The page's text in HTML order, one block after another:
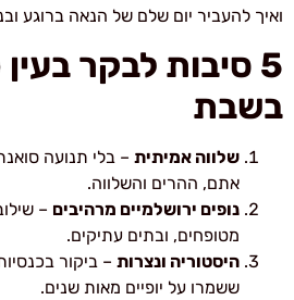
ואיך להעביר יום שלם של הנאה ברוגע
5 סיבות לבקר
בשבת
שלווה אמיתית – בלי תנועה
אתם, ההרים והשלווה.
נופים ירושלמיים מרהיבים –
מטופחים, ובתים עתיקים.
היסטוריה ונצרות – ביקור
ששמרו על יופיים מאות שנים.